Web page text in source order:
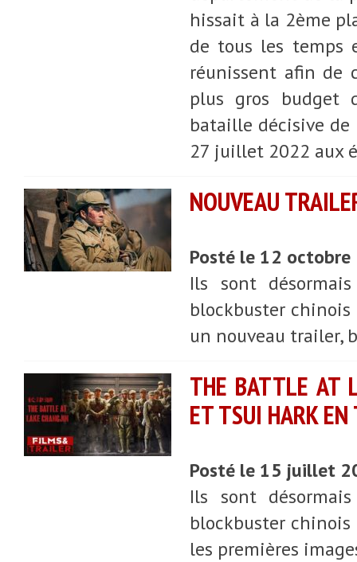
hissait à la 2ème
de tous les temps
réunissent afin de
plus gros budget
bataille décisive de
27 juillet 2022 aux
NOUVEAU
Posté le 12
Ils sont
blockbuster chinois
un nouveau trailer,
THE BATTLE AT
ET TSUI HARK
Posté le 15 juillet
Ils sont
blockbuster chinois
les premières